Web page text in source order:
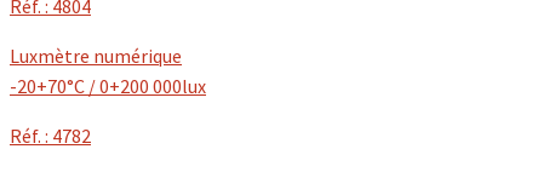
Réf. : 4804
Luxmètre numérique
-20+70°C / 0+200 000lux
Réf. : 4782